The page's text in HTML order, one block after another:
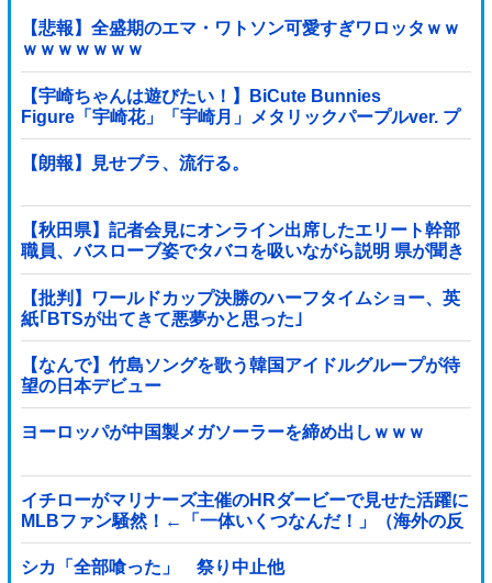
【悲報】全盛期のエマ・ワトソン可愛すぎワロッタｗｗ
ｗｗｗｗｗｗｗ
【宇崎ちゃんは遊びたい！】BiCute Bunnies
Figure「宇崎花」「宇崎月」メタリックパープルver. プ
ライズフィギュア【ラウンドワン限定で展開決定】
【朗報】見せブラ、流行る。
【秋田県】記者会見にオンライン出席したエリート幹部
職員、バスローブ姿でタバコを吸いながら説明 県が聞き
取りへ
【批判】ワールドカップ決勝のハーフタイムショー、英
紙｢BTSが出てきて悪夢かと思った｣
【なんで】竹島ソングを歌う韓国アイドルグループが待
望の日本デビュー
ヨーロッパが中国製メガソーラーを締め出しｗｗｗ
イチローがマリナーズ主催のHRダービーで見せた活躍に
MLBファン騒然！←「一体いくつなんだ！」（海外の反
応）
シカ「全部喰った」 祭り中止他